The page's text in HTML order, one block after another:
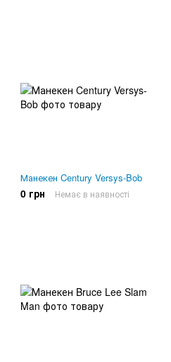
Манекен Century Versys-Bob
0 грн Немає в наявності